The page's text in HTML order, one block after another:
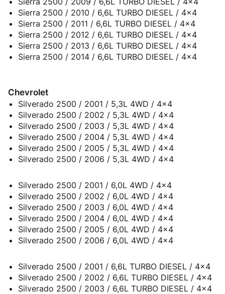
Sierra 2500 / 2010 / 6,6L TURBO DIESEL / 4x4
Sierra 2500 / 2011 / 6,6L TURBO DIESEL / 4x4
Sierra 2500 / 2012 / 6,6L TURBO DIESEL / 4x4
Sierra 2500 / 2013 / 6,6L TURBO DIESEL / 4x4
Sierra 2500 / 2014 / 6,6L TURBO DIESEL / 4x4
Chevrolet
Silverado 2500 / 2001 / 5,3L 4WD / 4x4
Silverado 2500 / 2002 / 5,3L 4WD / 4x4
Silverado 2500 / 2003 / 5,3L 4WD / 4x4
Silverado 2500 / 2004 / 5,3L 4WD / 4x4
Silverado 2500 / 2005 / 5,3L 4WD / 4x4
Silverado 2500 / 2006 / 5,3L 4WD / 4x4
Silverado 2500 / 2001 / 6,0L 4WD / 4x4
Silverado 2500 / 2002 / 6,0L 4WD / 4x4
Silverado 2500 / 2003 / 6,0L 4WD / 4x4
Silverado 2500 / 2004 / 6,0L 4WD / 4x4
Silverado 2500 / 2005 / 6,0L 4WD / 4x4
Silverado 2500 / 2006 / 6,0L 4WD / 4x4
Silverado 2500 / 2001 / 6,6L TURBO DIESEL / 4x4
Silverado 2500 / 2002 / 6,6L TURBO DIESEL / 4x4
Silverado 2500 / 2003 / 6,6L TURBO DIESEL / 4x4